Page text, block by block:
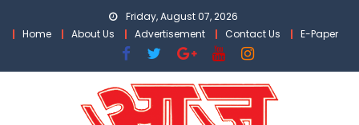
Friday, August 07, 2026
Home
About Us Advertisement Contact Us E-Paper